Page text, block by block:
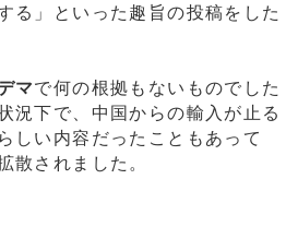
る」といった趣旨の投稿をした
マで何の根拠もないものでした
況下で、中国からの輸入が止る
しい内容だったこともあって
散されました。